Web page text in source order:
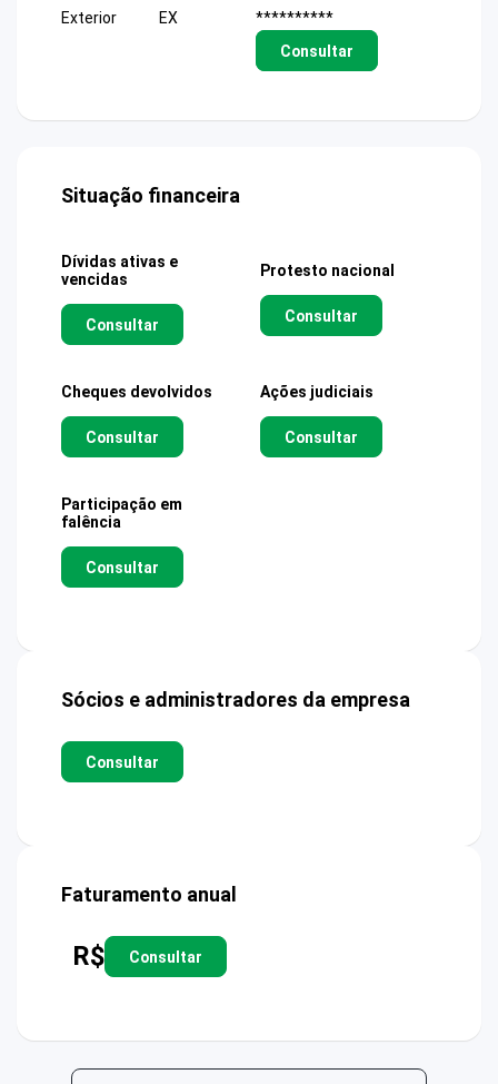
Exterior
EX
**********
Consultar
Situação financeira
Dívidas ativas e
vencidas
Consultar
Protesto nacional
Consultar
Cheques devolvidos
Consultar
Ações judiciais
Consultar
Participação em
falência
Consultar
Sócios e administradores da empresa
Consultar
Faturamento anual
R$ Consultar